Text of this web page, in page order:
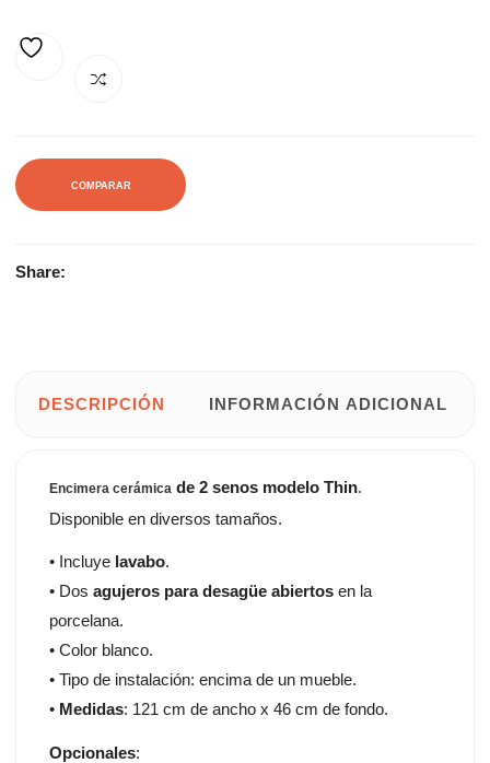
COMPARAR
Share:
DESCRIPCIÓN INFORMACIÓN ADICIONAL
Encimera cerámica de 2 senos modelo Thin.
Disponible en diversos tamaños.
• Incluye lavabo.
• Dosagujeros para desagüe abiertos en la
porcelana.
• Color blanco.
• Tipo de instalación: encima de un mueble.
• Medidas: 121 cm de ancho x 46 cm de fondo.
Opcionales: